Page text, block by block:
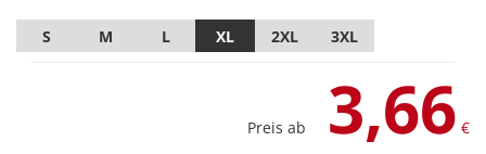
S M L XL 2XL 3XL
Preis ab 3,66 €